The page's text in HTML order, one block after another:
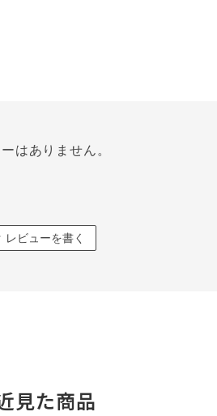
はありません。
レビューを書く
見た商品